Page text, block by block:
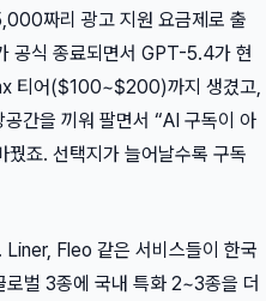
짜리 광고 지원 요금제로 출
식 종료되면서 GPT-5.4가 현
티어($100~$200)까지 생겼고,
간을 끼워 팔면서 “AI 구독이 아
죠. 선택지가 늘어날수록 구독
Fleo 같은 서비스들이 한국
벌 3종에 국내 특화 2~3종을 더